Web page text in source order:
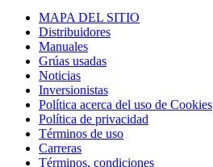
MAPA DEL SITIO
Distribuidores
Manuales
Grúas usadas
Noticias
Inversionistas
Política acerca del uso de Cookies
Política de privacidad
Términos de uso
Carreras
Términos, condiciones